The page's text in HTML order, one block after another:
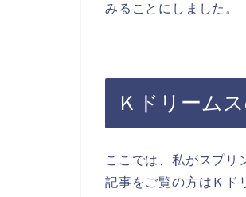
みることにしました。
Ｋドリーム
ここでは、私がスプリ
記事をご覧の方はＫド